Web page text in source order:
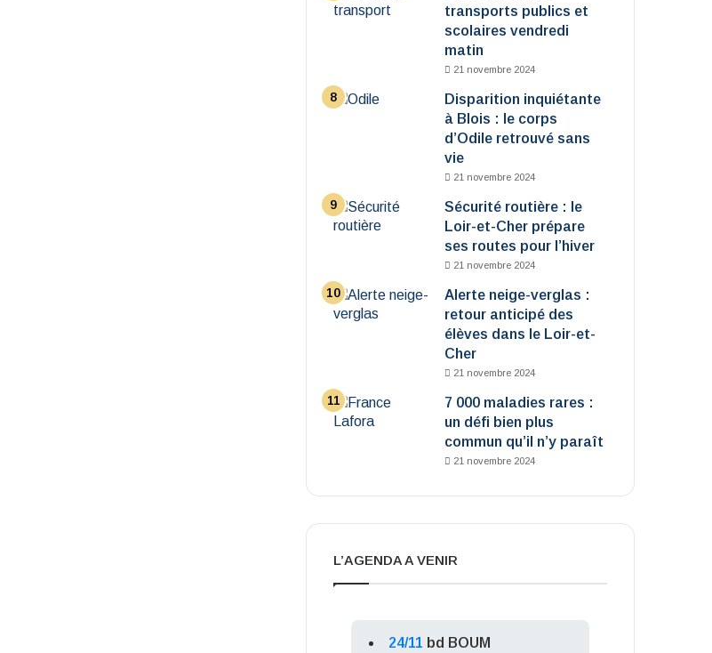
transports publics et
scolaires vendredi
matin
21 novembre 2024
Disparition inquiétante
à Blois : le corps
d’Odile retrouvé sans
vie
21 novembre 2024
Sécurité routière : le
Loir-et-Cher prépare
ses routes pour l’hiver
21 novembre 2024
Alerte neige-verglas :
retour anticipé des
élèves dans le Loir-et-
Cher
21 novembre 2024
7 000 maladies rares :
un défi bien plus
commun qu’il n’y paraît
21 novembre 2024
L’AGENDA A VENIR
24/11 bd BOUM